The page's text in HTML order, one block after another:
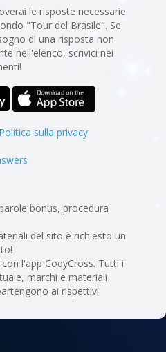
le risposte necessarie
"Tour del Brasile". Se
di una risposta non
nell'elenco, scrivici nei
Politica sulla privacy
bonus, procedura
del sito è richiesto un
l'app CodyCross. Tutti i
marchi e materiali
ai rispettivi